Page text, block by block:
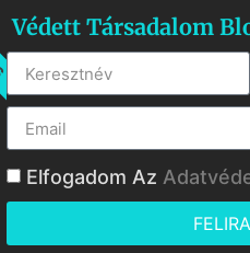
Védett Társadalom
Elfogadom Az